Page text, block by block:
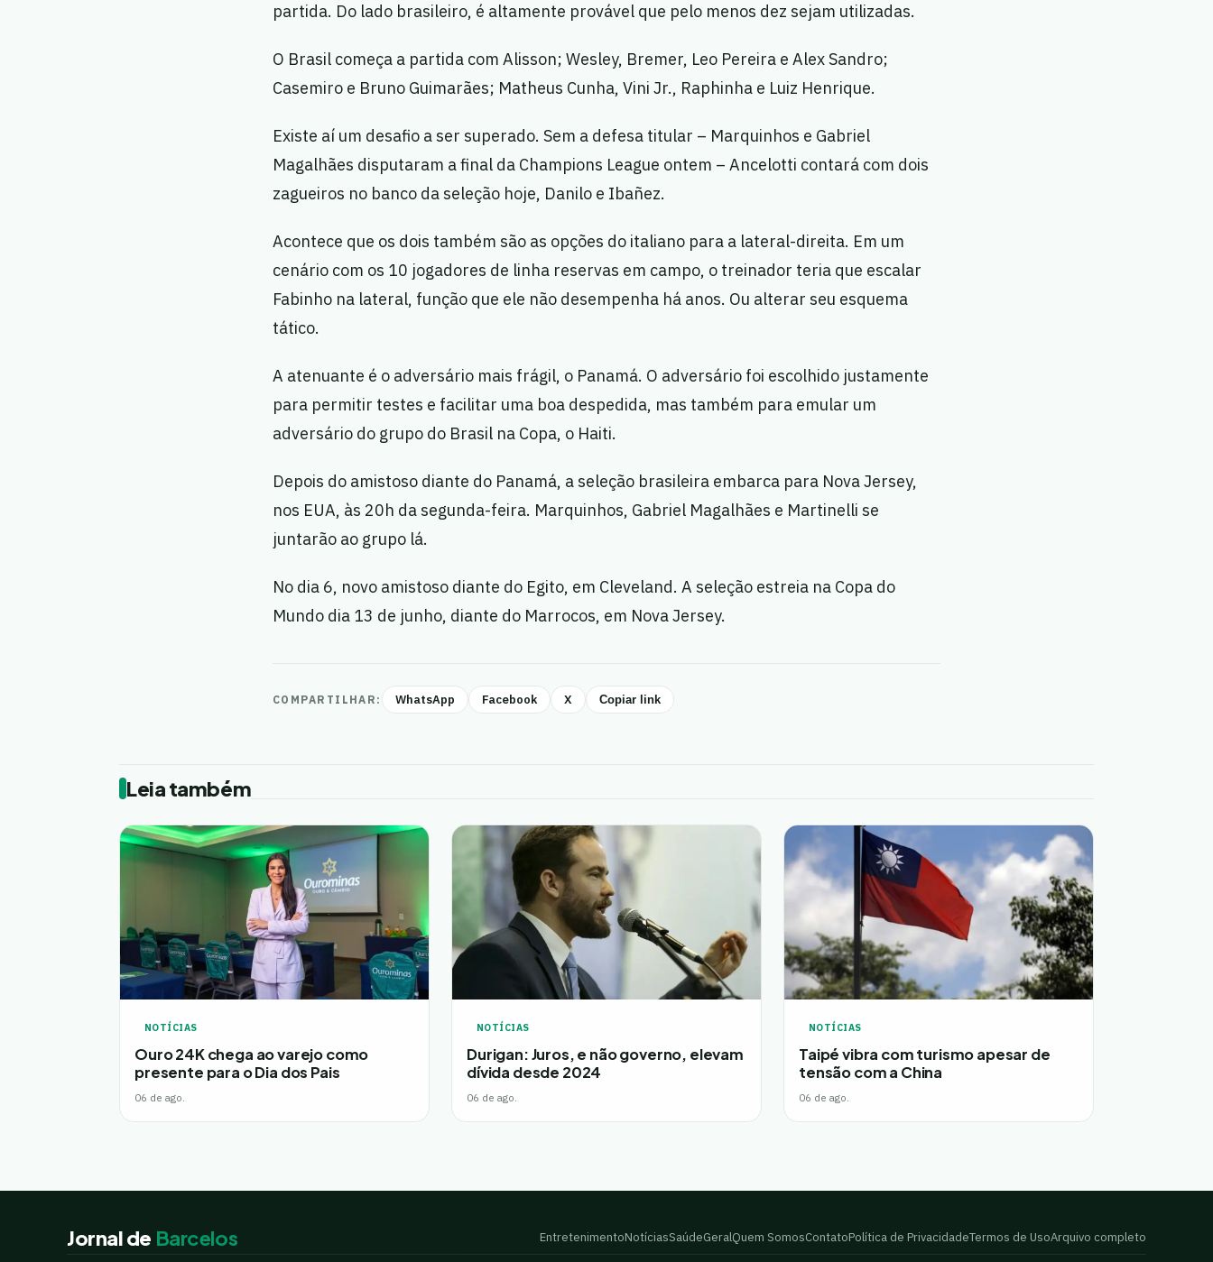
partida. Do lado brasileiro, é altamente provável que pelo menos dez sejam utilizadas.
O Brasil começa a partida com Alisson; Wesley, Bremer, Leo Pereira e Alex Sandro;
Casemiro e Bruno Guimarães; Matheus Cunha, Vini Jr., Raphinha e Luiz Henrique.
Existe aí um desafio a ser superado. Sem a defesa titular – Marquinhos e Gabriel
Magalhães disputaram a final da Champions League ontem – Ancelotti contará com dois
zagueiros no banco da seleção hoje, Danilo e Ibañez.
Acontece que os dois também são as opções do italiano para a lateral-direita. Em um
cenário com os 10 jogadores de linha reservas em campo, o treinador teria que escalar
Fabinho na lateral, função que ele não desempenha há anos. Ou alterar seu esquema
tático.
A atenuante é o adversário mais frágil, o Panamá. O adversário foi escolhido justamente
para permitir testes e facilitar uma boa despedida, mas também para emular um
adversário do grupo do Brasil na Copa, o Haiti.
Depois do amistoso diante do Panamá, a seleção brasileira embarca para Nova Jersey,
nos EUA, às 20h da segunda-feira. Marquinhos, Gabriel Magalhães e Martinelli se
juntarão ao grupo lá.
No dia 6, novo amistoso diante do Egito, em Cleveland. A seleção estreia na Copa do
Mundo dia 13 de junho, diante do Marrocos, em Nova Jersey.
COMPARTILHAR: WhatsApp Facebook X Copiar link
Leia também
NOTÍCIAS
Ouro 24K chega ao varejo como
presente para o Dia dos Pais
06 de ago.
NOTÍCIAS
Durigan: Juros, e não governo, elevam
dívida desde 2024
06 de ago.
NOTÍCIAS
Taipé vibra com turismo apesar de
tensão com a China
06 de ago.
Jornal de Barcelos EntretenimentoNotíciasSaúdeGeralQuem SomosContatoPolítica de PrivacidadeTermos de UsoArquivo completo